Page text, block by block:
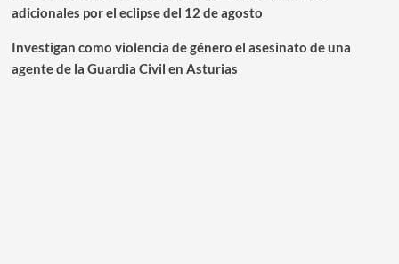
adicionales por el eclipse del 12 de agosto
Investigan como violencia de género el asesinato de una
agente de la Guardia Civil en Asturias